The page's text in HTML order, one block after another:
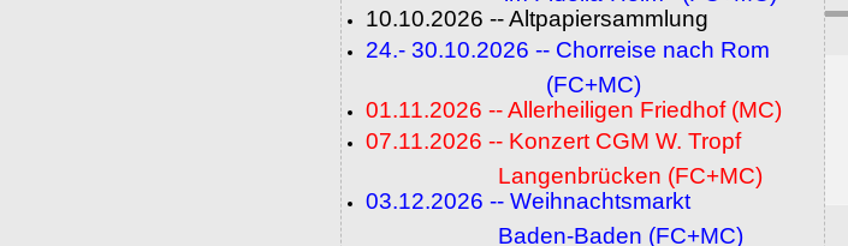
10.10.2026 -- Altpapiersammlung
24.- 30.10.2026 -- Chorreise nach Rom
(FC+MC)
01.11.2026 -- Allerheiligen Friedhof (MC)
07.11.2026 -- Konzert CGM W. Tropf
Langenbrücken (FC+MC)
03.12.2026 -- Weihnachtsmarkt
Baden-Baden (FC+MC)